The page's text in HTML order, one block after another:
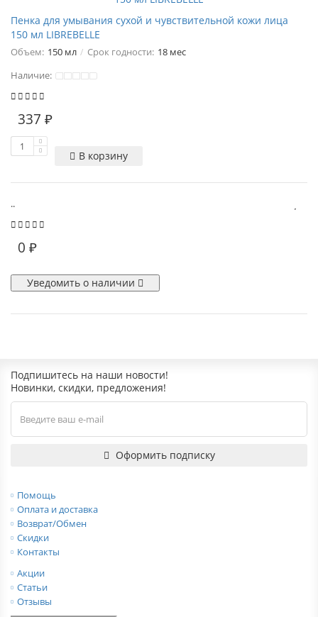
Пенка для умывания сухой и чувствительной кожи лица
150 мл LIBREBELLE
Объем: 150 мл Срок годности: 18 мес
Наличие:
337 ₽
В корзину
..
0 ₽
Уведомить о наличии
Подпишитесь на наши новости!
Новинки, скидки, предложения!
Оформить подписку
Помощь
Оплата и доставка
Возврат/Обмен
Скидки
Контакты
Акции
Статьи
Отзывы